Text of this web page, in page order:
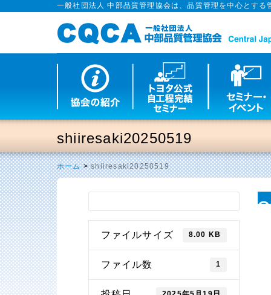
一般社団法人 中部品質管理協会は、品質管理を中心とす
shiiresaki20250519
ホーム>shiiresaki20250519
ファイルサイズ 8.00 KB
ファイル数 1